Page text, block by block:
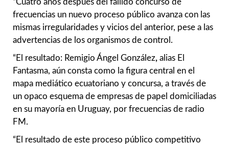
“Cuatro años después del fallido concurso de
frecuencias un nuevo proceso público avanza con las
mismas irregularidades y vicios del anterior, pese a las
advertencias de los organismos de control.
“El resultado: Remigio Ángel González, alias El
Fantasma, aún consta como la figura central en el
mapa mediático ecuatoriano y concursa, a través de
un opaco esquema de empresas de papel domiciliadas
en su mayoría en Uruguay, por frecuencias de radio
FM.
“El resultado de este proceso público competitivo